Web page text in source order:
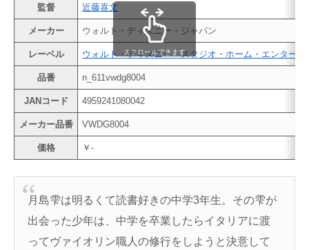
監督 近藤喜文
メーカー ウォルト・ディズニー・ジャパン
レーベル ウォルト・ディズニー・スタジオ・ホーム・エンターテ
品番 n_611vwdg8004
JANコード 4959241080042
メーカー品番 VWDG8004
価格 ￥-
スクロールできます
月島雫は明るくて読書好きの中学3年生。その雫が
出会った少年は、中学を卒業したらイタリアに渡
ってヴァイオリン職人の修行をしようと決意して